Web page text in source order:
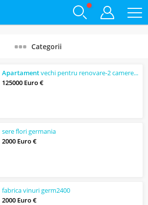
Categorii
Apartamentvechi pentru renovare-2 camere, 54 mp, cart. Gheorgheni
125000 Euro €
sere flori germania
2000 Euro €
fabrica vinuri germ2400
2000 Euro €